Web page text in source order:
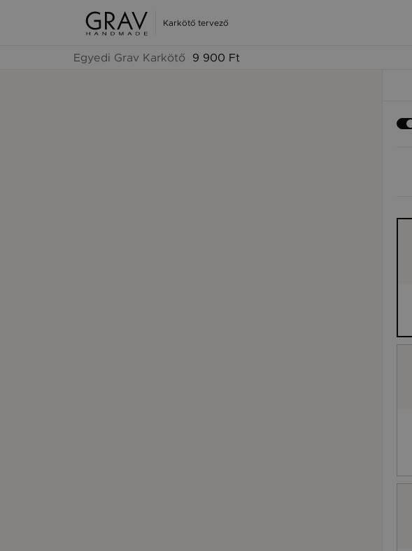
Karkötő tervező
Egyedi Grav Karkötő 9 900 Ft